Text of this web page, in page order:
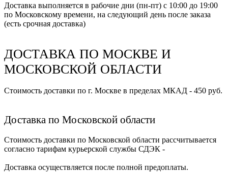
Доставка выполняется в рабочие дни (пн-пт) с 10:00 до 19:00
по Московскому времени, на следующий день после заказа
(есть срочная доставка)
ДОСТАВКА ПО МОСКВЕ И
МОСКОВСКОЙ ОБЛАСТИ
Стоимость доставки по г. Москве в пределах МКАД - 450 руб.
Доставка по Московской области
Стоимость доставки по Московской области рассчитывается
согласно тарифам курьерской службы СДЭК -
Доставка осуществляется после полной предоплаты.